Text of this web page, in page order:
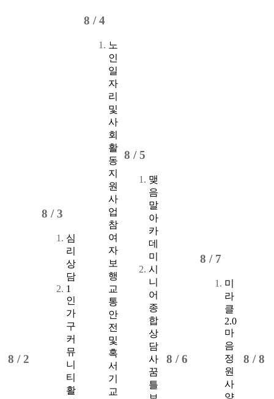
8 /2
8 /3
심
리
상
담
1
인
가
구
커
뮤
니
티
활
8 /4
노
인
일
자
리
및
사
회
활
동
지
원
사
업
참
여
자
보
행
교
통
안
전
및
혹
서
기
교
8 /5
맺
음
말
아
카
데
미
시
니
어
종
합
상
담
사
꿈
틀
8 /6
8 / 7
미
라
클
2.0
마
음
정
원
사
양
8 /8